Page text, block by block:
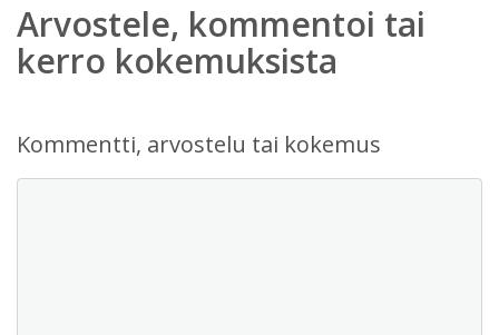
Arvostele, kommentoi tai
kerro kokemuksista
Kommentti, arvostelu tai kokemus